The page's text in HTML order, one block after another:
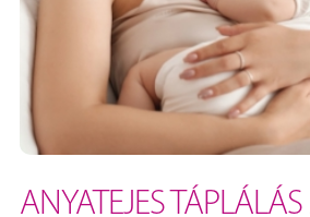
ANYATEJES